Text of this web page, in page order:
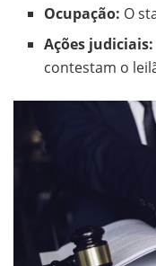
Ocupação: O
Ações judiciais:
contestam o